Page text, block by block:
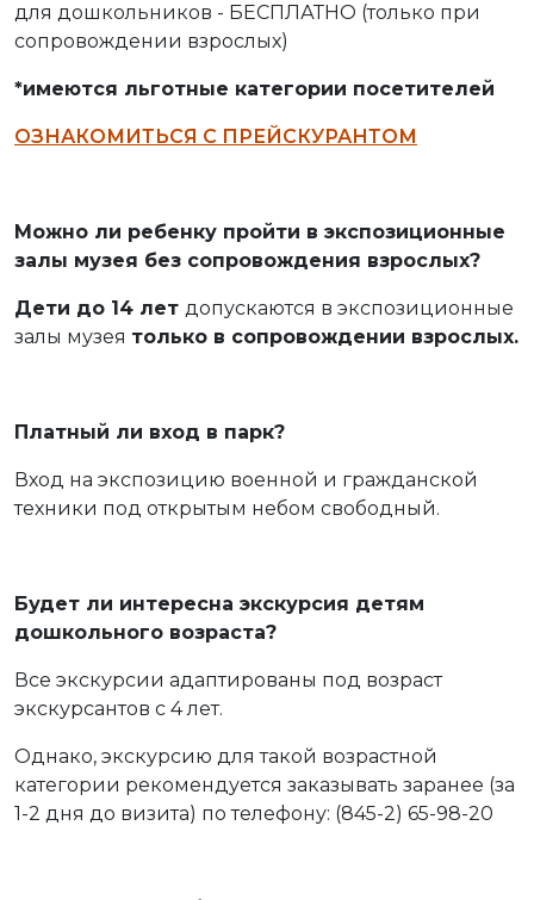
для дошкольников - БЕСПЛАТНО (только при
сопровождении взрослых)
*имеются льготные категории посетителей
ОЗНАКОМИТЬСЯ С ПРЕЙСКУРАНТОМ
Можно ли ребенку пройти в экспозиционные
залы музея без сопровождения взрослых?
Дети до 14 лет допускаются в экспозиционные
залы музея только в сопровождении взрослых.
Платный ли вход в парк?
Вход на экспозицию военной и гражданской
техники под открытым небом свободный.
Будет ли интересна экскурсия детям
дошкольного возраста?
Все экскурсии адаптированы под возраст
экскурсантов с 4 лет.
Однако, экскурсию для такой возрастной
категории рекомендуется заказывать заранее (за
1-2 дня до визита) по телефону: (845-2) 65-98-20